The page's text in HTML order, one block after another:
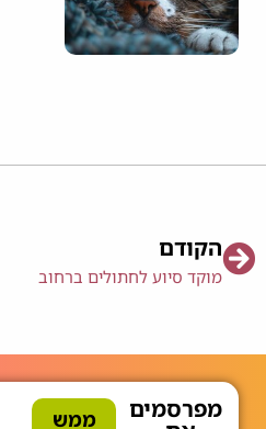
הקודם
מוקד סיוע לחתולים ברחוב
מפרסמים ממש